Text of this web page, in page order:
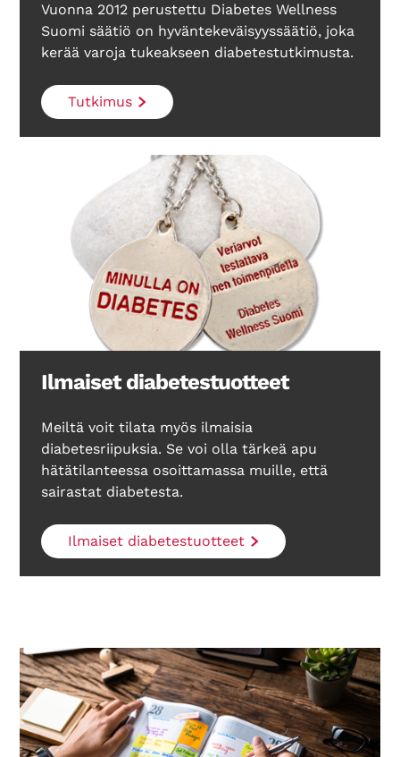
Vuonna 2012 perustettu Diabetes Wellness
Suomi säätiö on hyväntekeväisyyssäätiö, joka
kerää varoja tukeakseen diabetestutkimusta.
Tutkimus
Ilmaiset diabetestuotteet
Meiltä voit tilata myös ilmaisia
diabetesriipuksia. Se voi olla tärkeä apu
hätätilanteessa osoittamassa muille, että
sairastat diabetesta.
Ilmaiset diabetestuotteet